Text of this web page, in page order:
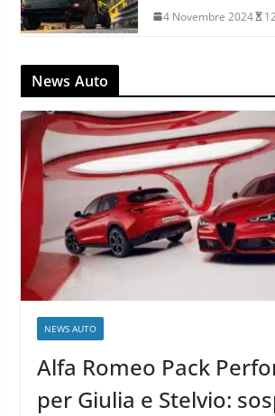
4 Novembre 2024
News Auto
NEWS AUTO
Alfa Romeo Pack
per Giulia e Stelvio: